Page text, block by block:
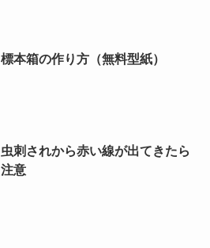
標本箱の作り方（無料型紙）
虫刺されから赤い線が出てきたら
注意